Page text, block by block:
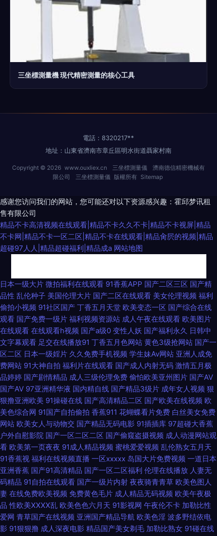
三坐標測量機 現代精密測量的核心工具
電話：8320217**
地址：山東省濟南市章丘區明水街道聶家村南
Copyright © 2026 www.ouxliex.cn 三坐標測量儀
濟南德信精密機械有
限公司
三坐標測量儀 版權所有 Sitemap
感谢您访问我们的网站，您可能还对以下资源感兴趣：霍邱梦讯租
售有限公司
精品不卡高清视频在线观看|精品不卡久久不卡|精品不卡视屏|精品
不卡网|精品不卡一区二区|精品不卡在线观看|精品肏屄的视频|精品
超碰97人人|精品超碰福利|精品成a 网站地图
站 日本不卡一区二区 91撸啊撸 精品色色 我们整理并发布的9 超碰久久96 男
人的天堂红桃 一区二区精品国产日韩 国产鲁阿鲁在线观看 国产一区二区免
费在线 偷拍夫妻视频91 超碰人草 欧美日操 在线播放一级 国产视频自在自线
观看 日韩一区二区免费电影 97在线视频99 乱码不卡√ 亚洲二区欧 国产不卡
在线一区 日本理论53水 91精品免费视 精品大片 婷婷色黑料91 变态另类电
影av 暖暖免费在线中文日本 一级a婬看片5o分钟 国产精品最新在线观看 日
韩欧美第一页 91网页直接看 精品一区欧美 午夜福利国产主播露出 成人高清
无码 欧美大尺 野花在线观看免 国产欧美日韩综合一区在线观看 日韩内射影
视 91精品豆花 黄色三级人妻 婷婷春色五月天 草比视频线观看 免费影院 亚洲
天堂色悠悠 国产精品蜜臀在线观看 日本一区视频 91精品影视区 精品成人乱
日本一级大片 微拍福利在线观看 91香蕉APP 国产二区三区 国产精
品性 乱伦种子 美国伦理大片 国产二区在线观看 美女伦理视频 福利
偷拍小视频 91社区国产 丁香五月天堂 欧美变态一区 国产综合在线
观看 国产免费一级片 福利视频资源站 成人午夜在线观看 欧美图片
在线观看 在线观看h视频 国产a级0 变性人妖 国产福利永久 日韩中
文字幕观看 足交在线播放91 丁香五月色网站 黄色3级抢网站 国产一
区二区 日本一级婬片 久久免费手机视频 学生妹Av网站 亚洲人成免
费网站 91大神自拍 福利片在线观看 国产成人内射无码 激情五月极
品婷婷 国产剧情精品 成人三级伦理免费 偷怕欧美亚州图片 国产AV
国产AV 97亚洲精华液 国内精自线 国产精品3级片 成年女人视频 狠
狠撸亚洲欧美 91操碰在线 国产高清精品二区 国产欧美在线视频 欧
美色综合网 91国产自拍偷拍 香蕉911 花蝴蝶看片免费 白丝美女免费
网站 欧美女人与动物交 国产精品无码电影 91插插库 97超碰大香蕉
户外自慰影院 国产一区二区二区 国产偷窥盗摄视频 成人动漫网站观
看 欧美第一页夜夜 91成人精品视频 蜜桃爱爱视频 乱伦熟女五月天
91香蕉视 福利在线视频直播 一区xxxxx 岛国大片免费视频 一道日本
亚洲香蕉 国产91高清精品 国产一区二区福利 伦理在线播放 人妻无
码精品 91自拍在线观看 国产一级片内射 夜夜骑青青草 欧美色图人
妻 在线免费欧美视频 免费黄色毛片 成人精品无码视频 欧美午夜极
品 性欧美ⅩⅩⅩⅩ乱 欧美色色六月天 91影视网 午夜伦不卡 加勒比性
爱网 青草国产在线视频 亚洲国产精品导航 欧美色淫 波多野结依电
影 91狠狠撸 成人深夜电影 精品国产美女剃毛 加勒比熟女 91碰在线